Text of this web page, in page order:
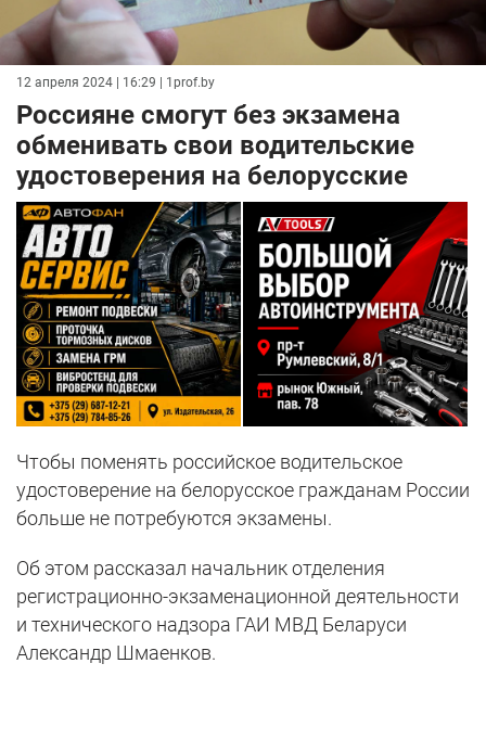
12 апреля 2024 | 16:29 | 1prof.by
Россияне смогут без экзамена
обменивать свои водительские
удостоверения на белорусские
Чтобы поменять российское водительское
удостоверение на белорусское гражданам России
больше не потребуются экзамены.
Об этом рассказал начальник отделения
регистрационно-экзаменационной деятельности
и технического надзора ГАИ МВД Беларуси
Александр Шмаенков.